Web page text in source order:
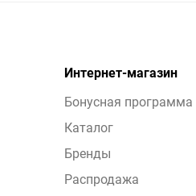
Интернет-магазин
Бонусная программа
Каталог
Бренды
Распродажа